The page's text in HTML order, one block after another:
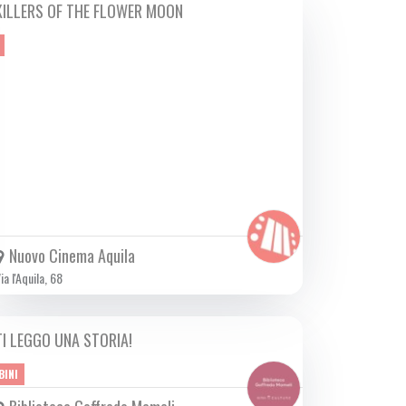
DA GIO 19/10 A MER 22/11 2023
OF THE FLOWER MOON
Nuovo Cinema Aquila
l'Aquila, 68
DA MAR 24/10 A GIO 30/05 2024
LEGGO UNA STORIA!